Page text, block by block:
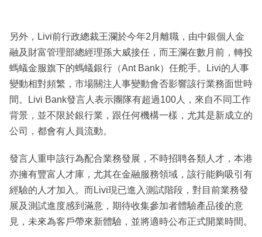
另外，Livi前行政總裁王瀾於今年2月離職，由中銀個人金
融及財富管理部總經理孫大威接任，而王瀾在數月前，轉投
螞蟻金服旗下的螞蟻銀行（Ant Bank）任舵手。Livi的人事
變動相對頻繁，市場關注人事變動會否影響該行業務面世時
間。Livi Bank發言人表示團隊有超過100人，來自不同工作
背景，並不限於銀行業，跟任何機構一樣，尤其是新成立的
公司，都會有人員流動。
發言人重申該行為配合業務發展，不時招聘各類人才，本港
亦擁有豐富人才庫，尤其在金融服務領域，該行能夠吸引有
經驗的人才加入。而Livi現已進入測試階段，對目前業務發
展及測試進度感到滿意，期待收集參加者體驗產品後的意
見，未來為客戶帶來新體驗，並將適時公布正式開業時間。